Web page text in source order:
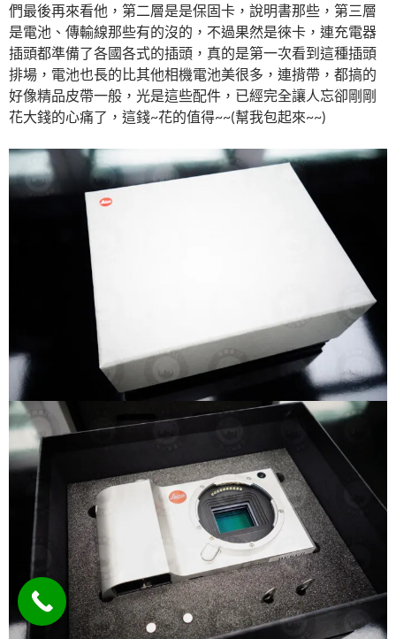
們最後再來看他，第二層是是保固卡，說明書那些，第三層
是電池、傳輸線那些有的沒的，不過果然是徠卡，連充電器
插頭都準備了各國各式的插頭，真的是第一次看到這種插頭
排場，電池也長的比其他相機電池美很多，連揹帶，都搞的
好像精品皮帶一般，光是這些配件，已經完全讓人忘卻剛剛
花大錢的心痛了，這錢~花的值得~~(幫我包起來~~)